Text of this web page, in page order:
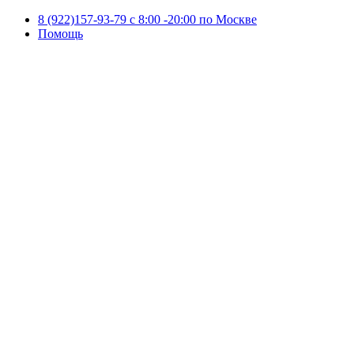
8 (922)157-93-79 c 8:00 -20:00 по Москве
Помощь